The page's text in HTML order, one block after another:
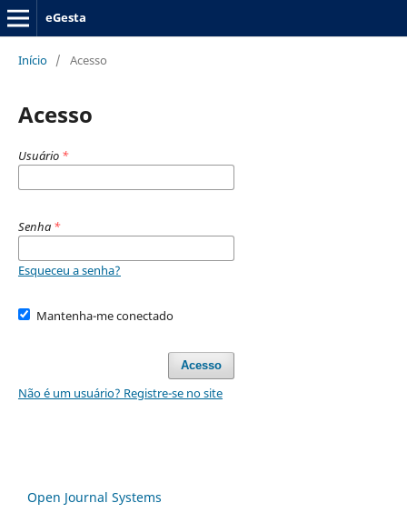
eGesta
Início / Acesso
Acesso
Usuário *
Senha *
Esqueceu a senha?
Mantenha-me conectado
Acesso
Não é um usuário? Registre-se no site
Open Journal Systems